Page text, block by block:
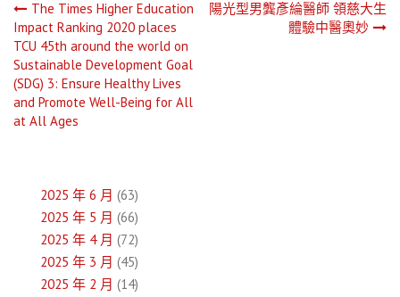
文
章
導
覽
The Times Higher Education
Impact Ranking 2020 places
TCU 45th around the world on
Sustainable Development Goal
(SDG) 3: Ensure Healthy Lives
and Promote Well-Being for All
at All Ages
陽光型男龔彥綸醫師 領慈大生
體驗中醫奧妙
2025 年 6 月 (63)
2025 年 5 月 (66)
2025 年 4 月 (72)
2025 年 3 月 (45)
2025 年 2 月 (14)